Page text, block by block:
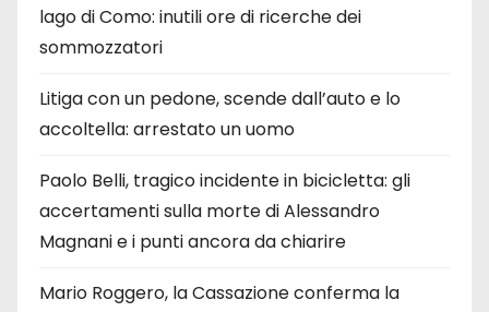
lago di Como: inutili ore di ricerche dei
sommozzatori
Litiga con un pedone, scende dall’auto e lo
accoltella: arrestato un uomo
Paolo Belli, tragico incidente in bicicletta: gli
accertamenti sulla morte di Alessandro
Magnani e i punti ancora da chiarire
Mario Roggero, la Cassazione conferma la